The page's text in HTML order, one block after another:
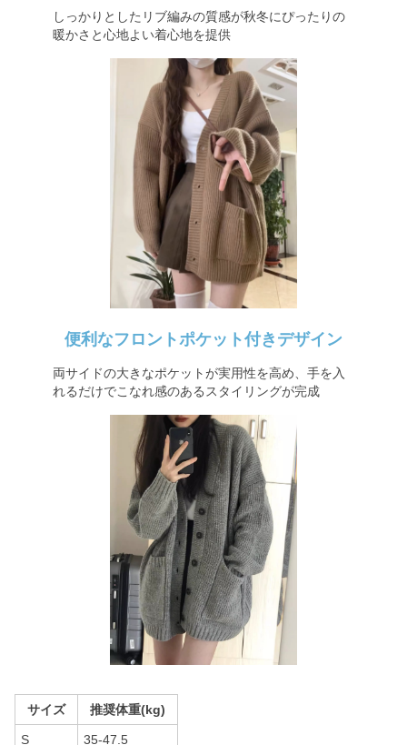
しっかりとしたリブ編みの質感が秋冬にぴったりの
暖かさと心地よい着心地を提供
便利なフロントポケット付きデザイン
両サイドの大きなポケットが実用性を高め、手を入
れるだけでこなれ感のあるスタイリングが完成
サイズ 推奨体重(kg)
S 35-47.5